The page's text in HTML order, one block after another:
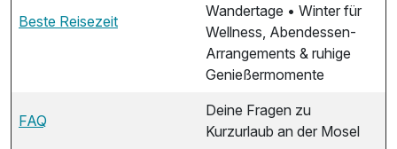
Beste Reisezeit
Wandertage • Winter für
Wellness, Abendessen-
Arrangements & ruhige
Genießermomente
FAQ
Deine Fragen zu
Kurzurlaub an der Mosel